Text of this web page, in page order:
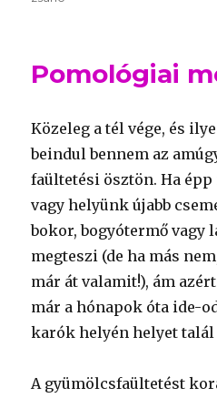
Pomológiai
Közeleg a tél vége, és
beindul bennem az
faültetési ösztön. Ha
vagy helyünk újabb
bokor, bogyótermő vagy
megteszi (de ha más
már át valamit!), ám
már a hónapok óta ide-
karók helyén helyet talál
A gyümölcsfaültetést